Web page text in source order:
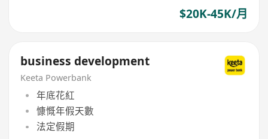
$20K-45K/月
business development
Keeta Powerbank
年底花紅
慷慨年假天數
法定假期